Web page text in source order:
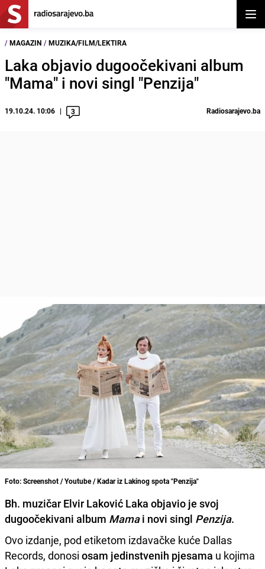
/ MAGAZIN / MUZIKA/FILM/LEKTIRA
Laka objavio dugoočekivani album
"Mama" i novi singl "Penzija"
19.10.24. 10:06 3 Radiosarajevo.ba
Foto: Screenshot / Youtube / Kadar iz Lakinog spota "Penzija"
Bh. muzičar Elvir Laković Laka objavio je svoj
dugoočekivani album Mamai novi singl Penzija.
Ovo izdanje, pod etiketom izdavačke kuće Dallas
Records, donosi osam jedinstvenih pjesama u kojima